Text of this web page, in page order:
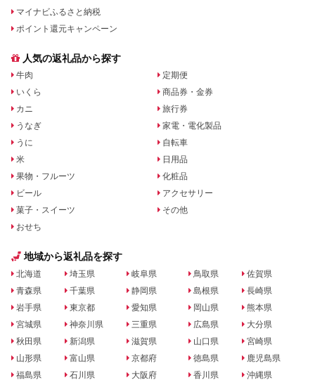
マイナビふるさと納税
ポイント還元キャンペーン
人気の返礼品から探す
牛肉
いくら
カニ
うなぎ
うに
米
果物・フルーツ
ビール
菓子・スイーツ
おせち
定期便
商品券・金券
旅行券
家電・電化製品
自転車
日用品
化粧品
アクセサリー
その他
地域から返礼品を探す
北海道
青森県
岩手県
宮城県
秋田県
山形県
福島県
埼玉県
千葉県
東京都
神奈川県
新潟県
富山県
石川県
岐阜県
静岡県
愛知県
三重県
滋賀県
京都府
大阪府
鳥取県
島根県
岡山県
広島県
山口県
徳島県
香川県
佐賀県
長崎県
熊本県
大分県
宮崎県
鹿児島県
沖縄県